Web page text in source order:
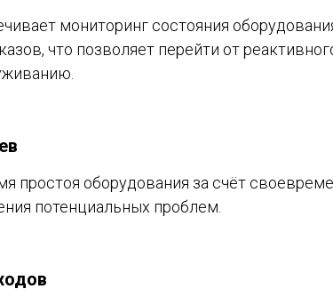
мониторинг состояния
что позволяет перейти от
простоя оборудования за счёт
потенциальных проблем.